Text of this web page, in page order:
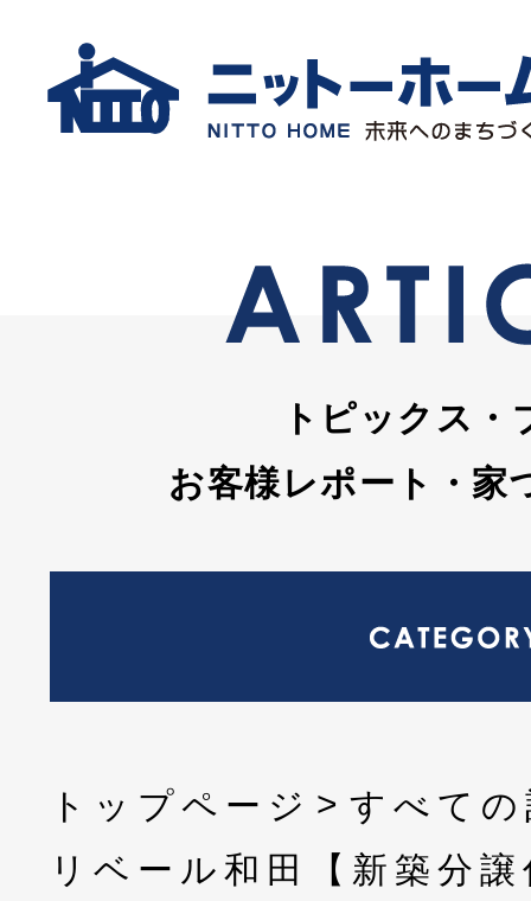
トピックス・
お客様レポート・家
トップページ
すべて
リベール和田【新築分